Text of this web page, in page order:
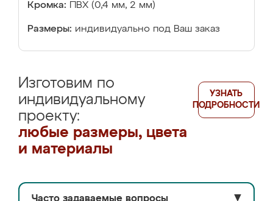
Кромка: ПВХ (0,4 мм, 2 мм)
Размеры: индивидуально под Ваш заказ
Изготовим по
индивидуальному
проекту:
любые размеры, цвета
и материалы
УЗНАТЬ
ПОДРОБНОСТИ